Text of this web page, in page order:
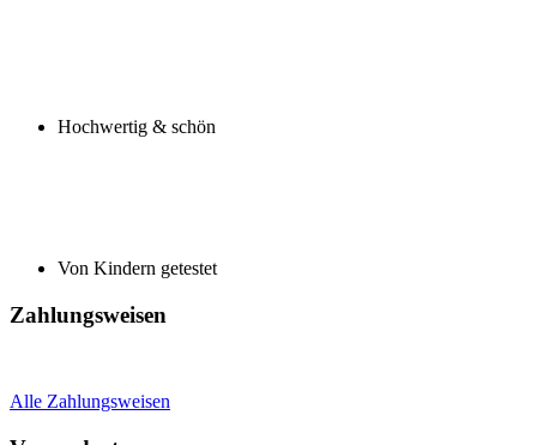
Hochwertig & schön
Von Kindern getestet
Zahlungsweisen
Alle Zahlungsweisen